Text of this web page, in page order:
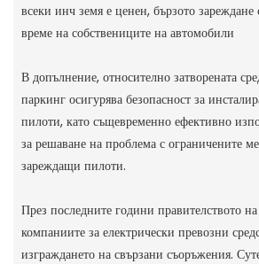
всеки инч земя е ценен, бързото зареждане
време на собствениците на автомобили
В допълнение, относително затворената
паркинг осигурява безопасност за
пилоти, като същевременно ефективно
за решаване на проблема с ограничените
зареждащи пилоти.
През последните години правителството
компаниите за електрически превозни
изграждането на свързани съоръжения.